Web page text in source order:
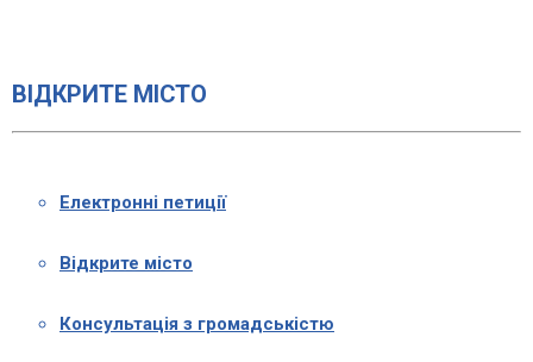
ВІДКРИТЕ МІСТО
Електронні петиції
Відкрите місто
Консультація з громадськістю